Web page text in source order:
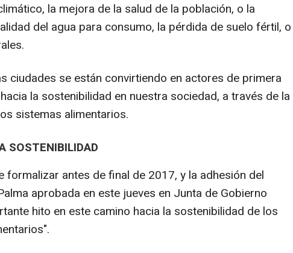
la mejora de la salud de la población, o la
del agua para consumo, la pérdida de suelo fértil, o
ciudades se están convirtiendo en actores de primera
la sostenibilidad en nuestra sociedad, a través de la
sistemas alimentarios.
SOSTENIBILIDAD
formalizar antes de final de 2017, y la adhesión del
aprobada en este jueves en Junta de Gobierno
hito en este camino hacia la sostenibilidad de los